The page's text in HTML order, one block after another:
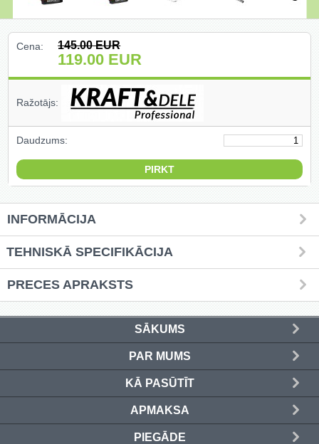
Cena: 145.00EUR
119.00 EUR
Ražotājs:
Daudzums:
INFORMĀCIJA
TEHNISKĀ SPECIFIKĀCIJA
PRECES APRAKSTS
SĀKUMS
PAR MUMS
KĀ PASŪTĪT
APMAKSA
PIEGĀDE
Dimanta griešanas un slīpēšanas
diski (204)
Elektromotori (2)
Gāzes degļi un piederumi (27)
(50)
Hidrauliskās preses (20)
Hidrauliskie instrumenti (40)
Instrumentu komplekti (554)
Instrumentu rezerves daļas (37)
Kompresori (157)
Krāsošanas instrumenti (133)